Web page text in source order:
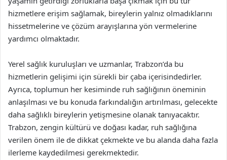
hizmetlere erişim sağlamak, bireylerin yalnız olmadıklarını
hissetmelerine ve çözüm arayışlarına yön vermelerine
yardımcı olmaktadır.
Yerel sağlık kuruluşları ve uzmanlar, Trabzon’da bu
hizmetlerin gelişimi için sürekli bir çaba içerisindedirler.
Ayrıca, toplumun her kesiminde ruh sağlığının öneminin
anlaşılması ve bu konuda farkındalığın artırılması, gelecekte
daha sağlıklı bireylerin yetişmesine olanak tanıyacaktır.
Trabzon, zengin kültürü ve doğası kadar, ruh sağlığına
verilen önem ile de dikkat çekmekte ve bu alanda daha fazla
ilerleme kaydedilmesi gerekmektedir.